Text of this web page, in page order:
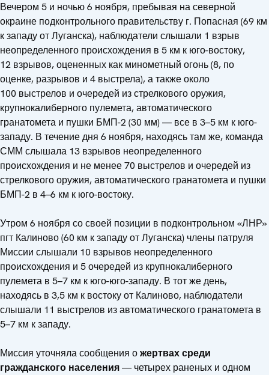
Вечером 5 и ночью 6 ноября, пребывая на северной
окраине подконтрольного правительству г. Попасная (69 км
к западу от Луганска), наблюдатели слышали 1 взрыв
неопределенного происхождения в 5 км к юго-востоку,
12 взрывов, оцененных как минометный огонь (8, по
оценке, разрывов и 4 выстрела), а также около
100 выстрелов и очередей из стрелкового оружия,
крупнокалиберного пулемета, автоматического
гранатомета и пушки БМП-2 (30 мм) –– все в 3–5 км к юго-
западу. В течение дня 6 ноября, находясь там же, команда
СММ слышала 13 взрывов неопределенного
происхождения и не менее 70 выстрелов и очередей из
стрелкового оружия, автоматического гранатомета и пушки
БМП-2 в 4–6 км к юго-востоку.
Утром 6 ноября со своей позиции в подконтрольном «ЛНР»
пгт Калиново (60 км к западу от Луганска) члены патруля
Миссии слышали 10 взрывов неопределенного
происхождения и 5 очередей из крупнокалиберного
пулемета в 5–7 км к юго-юго-западу. В тот же день,
находясь в 3,5 км к востоку от Калиново, наблюдатели
слышали 11 выстрелов из автоматического гранатомета в
5–7 км к западу.
Миссия уточняла сообщения ожертвах среди
гражданского населения— четырех раненых и одном